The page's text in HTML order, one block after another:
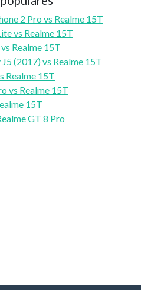
2 Pro vs Realme 15T
vs Realme 15T
Realme 15T
J5 (2017) vs Realme 15T
Realme 15T
vs Realme 15T
15T
GT 8 Pro